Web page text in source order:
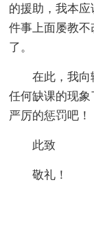
的援助，我本
件事上面屡教
了。
在此，我
任何缺课的现
严厉的惩罚吧！
此致
敬礼！